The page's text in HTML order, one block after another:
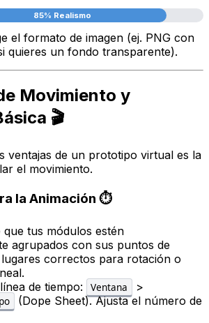
85% Realismo
el formato de imagen (ej. PNG con
quieres un fondo transparente).
Movimiento y
🎬
ventajas de un prototipo virtual es la
el movimiento.
la Animación ⏱️
que tus módulos estén
agrupados con sus puntos de
correctos para rotación o
de tiempo:
Ventana >
(Dope Sheet). Ajusta el número de